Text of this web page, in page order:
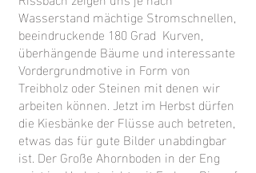
Wasserstand mächtige Stromschnellen,
beeindruckende 180 Grad Kurven,
überhängende Bäume und interessante
Vordergrundmotive in Form von
Treibholz oder Steinen mit denen wir
arbeiten können. Jetzt im Herbst dürfen
die Kiesbänke der Flüsse auch betreten,
etwas das für gute Bilder unabdingbar
ist. Der Große Ahornboden in der Eng